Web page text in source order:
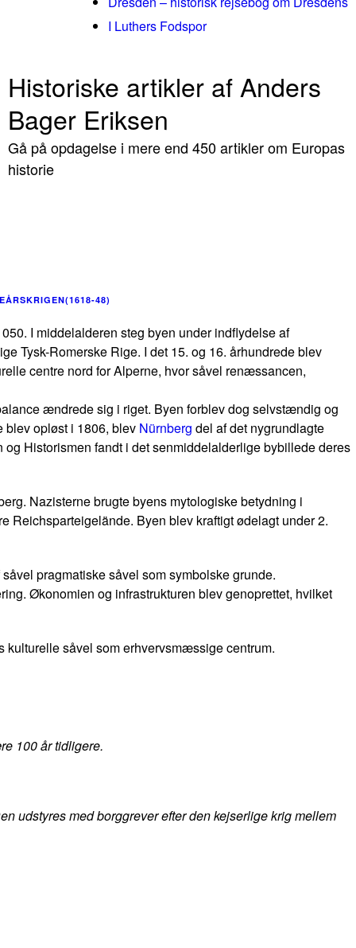
I Luthers Fodspor
Historiske artikler af Anders
Bager Eriksen
Gå på opdagelse i mere end 450 artikler om Europas
historie
48)
I middelalderen steg byen under indflydelse af
Tysk-Romerske Rige. I det 15. og 16. århundrede blev
centre nord for Alperne, hvor såvel renæssancen,
ændrede sig i riget. Byen forblev dog selvstændig og
blev opløst i 1806, blev Nürnberg del af det nygrundlagte
Historismen fandt i det senmiddelalderlige bybillede deres
Nazisterne brugte byens mytologiske betydning i
Reichsparteigelände. Byen blev kraftigt ødelagt under 2.
pragmatiske såvel som symbolske grunde.
Økonomien og infrastrukturen blev genoprettet, hvilket
kulturelle såvel som erhvervsmæssige centrum.
100 år tidligere.
udstyres med borggrever efter den kejserlige krig mellem